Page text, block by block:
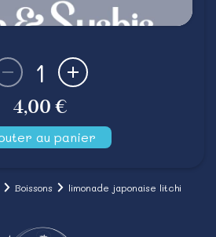
1
4,00 €
au panier
Boissons limonade japonaise litchi